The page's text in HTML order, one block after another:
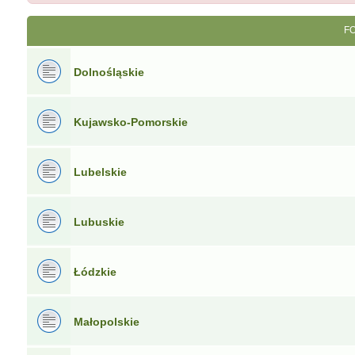
Dolnośląskie
Kujawsko-Pomorskie
Lubelskie
Lubuskie
Łódzkie
Małopolskie